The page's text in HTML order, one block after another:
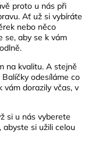
proto u nás při
Ať už si vybíráte
nebo něco
se, aby se k vám
na kvalitu. A stejně
odesíláme co
vám dorazily včas, v
si u nás vyberete
abyste si užili celou